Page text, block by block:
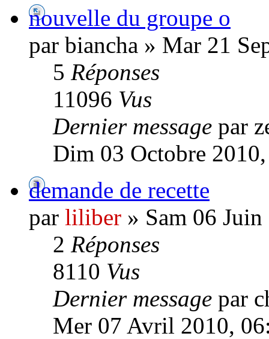
nouvelle du groupe o
par biancha » Mar 21
5 Réponses
11096 Vus
Dernier message par
Dim 03 Octobre
demande de recette
par liliber » Sam 06
2 Réponses
8110 Vus
Dernier message par
Mer 07 Avril 2010,